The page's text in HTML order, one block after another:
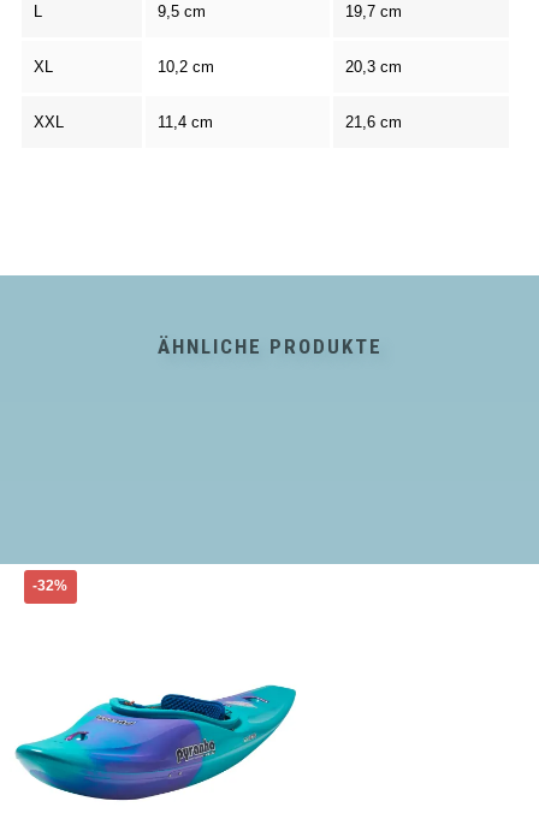
L 9,5 cm 19,7 cm
XL 10,2 cm 20,3 cm
XXL 11,4 cm 21,6 cm
ÄHNLICHE PRODUKTE
-32%
Dieses
Produkt
Optionen
können